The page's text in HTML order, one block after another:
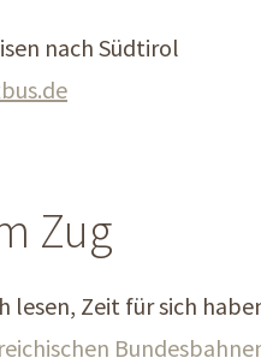
nach Südtirol
Zug
Zeit für sich